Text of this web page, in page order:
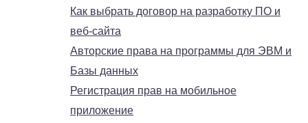
Как выбрать договор на разработку ПО и
веб-сайта
Авторские права на программы для ЭВМ и
Базы данных
Регистрация прав на мобильное
приложение